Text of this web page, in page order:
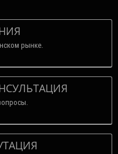
рынке.